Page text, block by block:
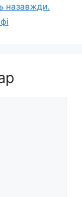
назавжди.